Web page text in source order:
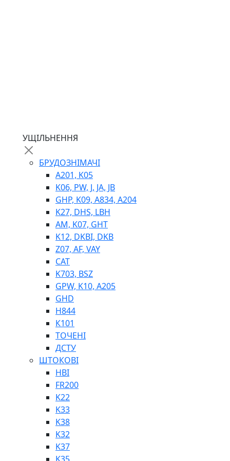
ЛЕБІДКИ
ВТУЛКИ
BIMETAL
Е90, E92
SINT, E60
ПНЕВМАТИКА
ФІТИНГИ
УЩІЛЬНЕННЯ
БРУДОЗНІМАЧІ
A201, K05
K06, PW, J, JA, JB
GHP, K09, A834, A204
K27, DHS, LBH
AM, K07, GHT
K12, DKBI, DKB
Z07, AF, VAY
CAT
K703, BSZ
GPW, K10, A205
GHD
H844
К101
ТОЧЕНІ
ДСТУ
ШТОКОВІ
HBI
FR200
K22
K33
K38
K32
K37